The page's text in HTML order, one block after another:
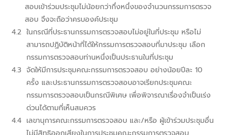
สอบเข้าร่วมประชุมไม่น้อยกว่ากึ่งหนึ่งของจำนวนกรรมการตรวจ
สอบ จึงจะถือว่าครบองค์ประชุม
ในกรณีที่ประธานกรรมการตรวจสอบไม่อยู่ในที่ประชุม หรือไม่
สามารถปฏิบัติหน้าที่ได้ให้กรรมการตรวจสอบที่มาประชุม เลือก
กรรมการตรวจสอบท่านหนึ่งเป็นประธานในที่ประชุม
จัดให้มีการประชุมคณะกรรมการตรวจสอบ อย่างน้อยปีละ 10
ครั้ง และประธานกรรมการตรวจสอบอาจเรียกประชุมคณะ
กรรมการตรวจสอบเป็นกรณีพิเศษ เพื่อพิจารณาเรื่องจำเป็นเร่ง
ด่วนได้ตามที่เห็นสมควร
เลขานุการคณะกรรมการตรวจสอบ และ/หรือ ผู้เข้าร่วมประชุมอื่น